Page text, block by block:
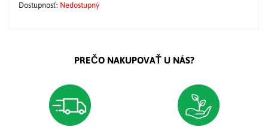
Dostupnosť: Nedostupný
PREČO NAKUPOVAŤ U NÁS?